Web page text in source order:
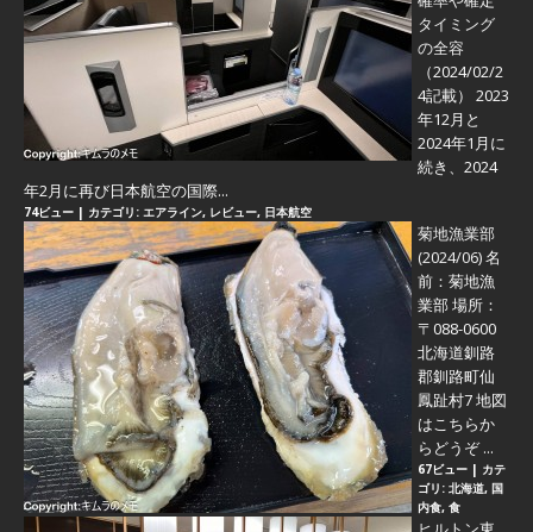
タイミング
の全容
（2024/02/2
4記載） 2023
年12月と
2024年1月に
続き、2024
年2月に再び日本航空の国際...
74ビュー | カテゴリ: エアライン, レビュー, 日本航空
菊地漁業部
(2024/06)名
前：菊地漁
業部 場所：
〒088-0600
北海道釧路
郡釧路町仙
鳳趾村7 地図
はこちらか
らどうぞ ...
67ビュー | カテ
ゴリ: 北海道, 国
内食, 食